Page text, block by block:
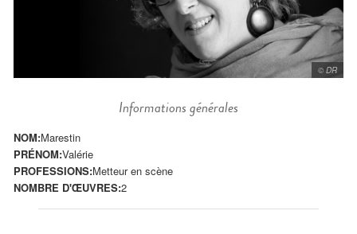
© DR
Informations générales
NOM:Marestin
PRÉNOM:Valérie
PROFESSIONS:Metteur en scène
NOMBRE D'ŒUVRES:2